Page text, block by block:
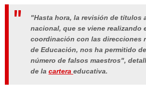
"Hasta hora, la revisión de títulos
nacional, que se viene realizando
coordinación con las direcciones
de Educación, nos ha permitido
número de falsos maestros",
de la cartera educativa.